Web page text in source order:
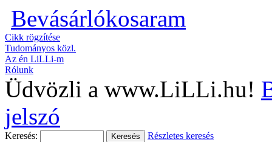
Bevásárlókosaram
Cikk rögzítése
Tudományos közl.
Az én LiLLi-m
Rólunk
Üdvözli a www.LiLLi.hu!
jelszó
Keresés:
Részletes keresés